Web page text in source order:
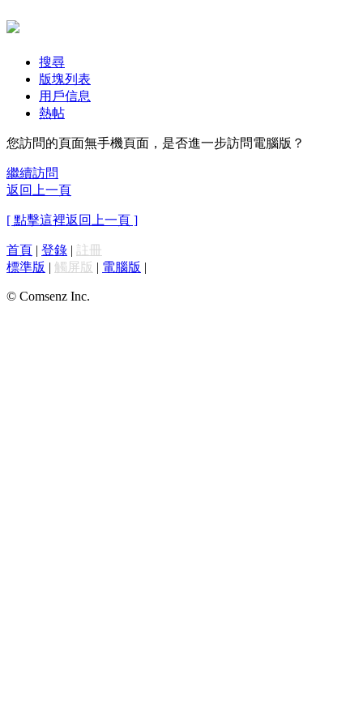
搜尋
版塊列表
用戶信息
熱帖
您訪問的頁面無手機頁面，是否進一步訪問電腦版？
繼續訪問
返回上一頁
[ 點擊這裡返回上一頁 ]
首頁 | 登錄 | 註冊
標準版 | 觸屏版 | 電腦版 |
© Comsenz Inc.